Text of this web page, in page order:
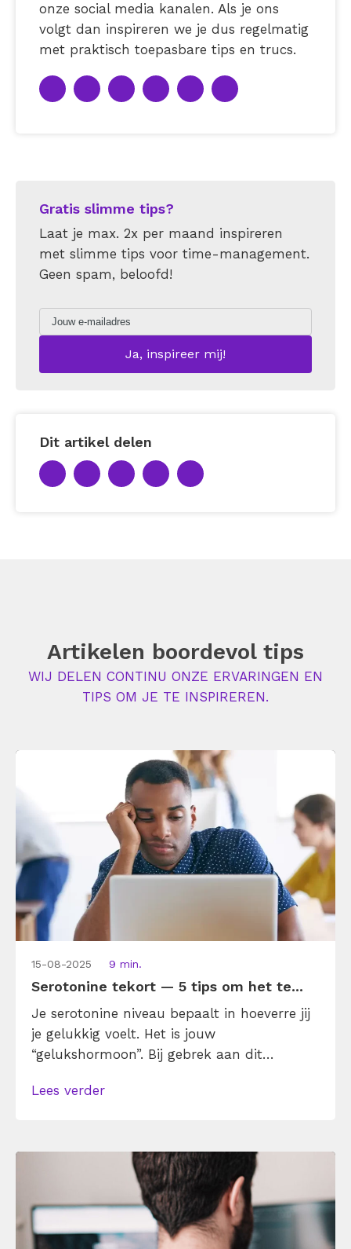
onze social media kanalen. Als je ons
volgt dan inspireren we je dus regelmatig
met praktisch toepasbare tips en trucs.
Gratis slimme tips?
Laat je max. 2x per maand inspireren
met slimme tips voor time-management.
Geen spam, beloofd!
Dit artikel delen
Artikelen boordevol tips
WIJ DELEN CONTINU ONZE ERVARINGEN EN
TIPS OM JE TE INSPIREREN.
15-08-2025 9 min.
Serotonine tekort — 5 tips om het te...
Je serotonine niveau bepaalt in hoeverre jij
je gelukkig voelt. Het is jouw
“gelukshormoon”. Bij gebrek aan dit
gevolgen hebben. Denk bijvoorbeeld aan
aan seks en vrienden om je heen. Heb je
voldoende serotonine, dan voel je je ook
goed! Met deze 5 tips […]
Lees verder